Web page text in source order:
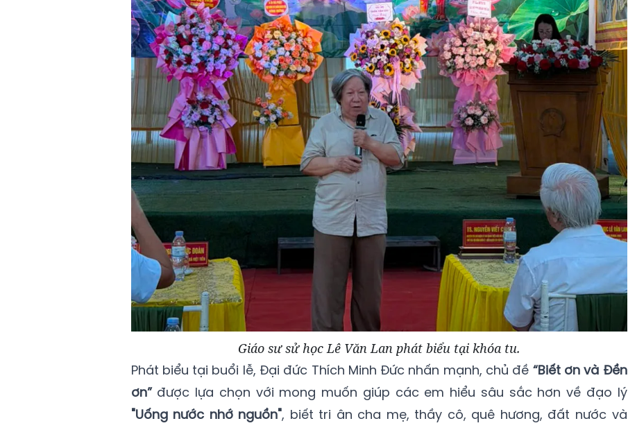
Giáo sư sử học Lê Văn Lan phát biểu tại khóa tu.
Phát biểu tại buổi lễ, Đại đức Thích Minh Đức nhấn mạnh, chủ đề “Biết ơn và Đền
ơn”được lựa chọn với mong muốn giúp các em hiểu sâu sắc hơn về đạo lý
"Uống nước nhớ nguồn", biết tri ân cha mẹ, thầy cô, quê hương, đất nước và